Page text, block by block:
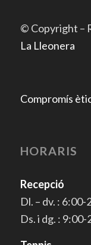
© Copyright –
La Lleonera
Compromís
HORARIS
Recepció
Dl. – dv. : 6:00-
Ds. i dg. :